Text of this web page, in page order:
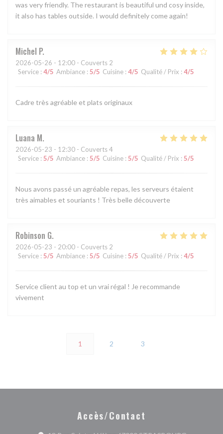
was very friendly. The restaurant is beautiful und cosy inside,
it also has tables outside. I would definitely come again!
Michel P
2026-05-26 - 12:00 - Couverts 2
Service : 4/5 Ambiance : 5/5 Cuisine : 4/5 Qualité / Prix : 4/5
Cadre très agréable et plats originaux
Luana M
2026-05-23 - 12:30 - Couverts 4
Service : 5/5 Ambiance : 5/5 Cuisine : 5/5 Qualité / Prix : 5/5
Nous avons passé un agréable repas, les serveurs étaient
très aimables et souriants ! Très belle découverte
Robinson G
2026-05-23 - 20:00 - Couverts 2
Service : 5/5 Ambiance : 5/5 Cuisine : 5/5 Qualité / Prix : 4/5
Service client au top et un vrai régal ! Je recommande
vivement
1 2 3
Accès/Contact